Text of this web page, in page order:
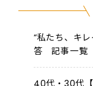
“私たち、キ
答 記事一覧
40代・30代